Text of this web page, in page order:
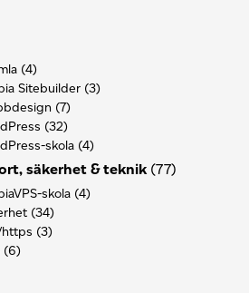
(4)
Sitebuilder(3)
(7)
(32)
skola(4)
säkerhet & teknik(77)
skola(4)
(34)
https (3)
(6)